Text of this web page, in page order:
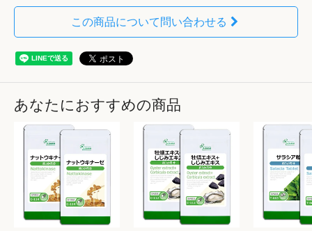
この商品について問い合わせる
あなたにおすすめの商品